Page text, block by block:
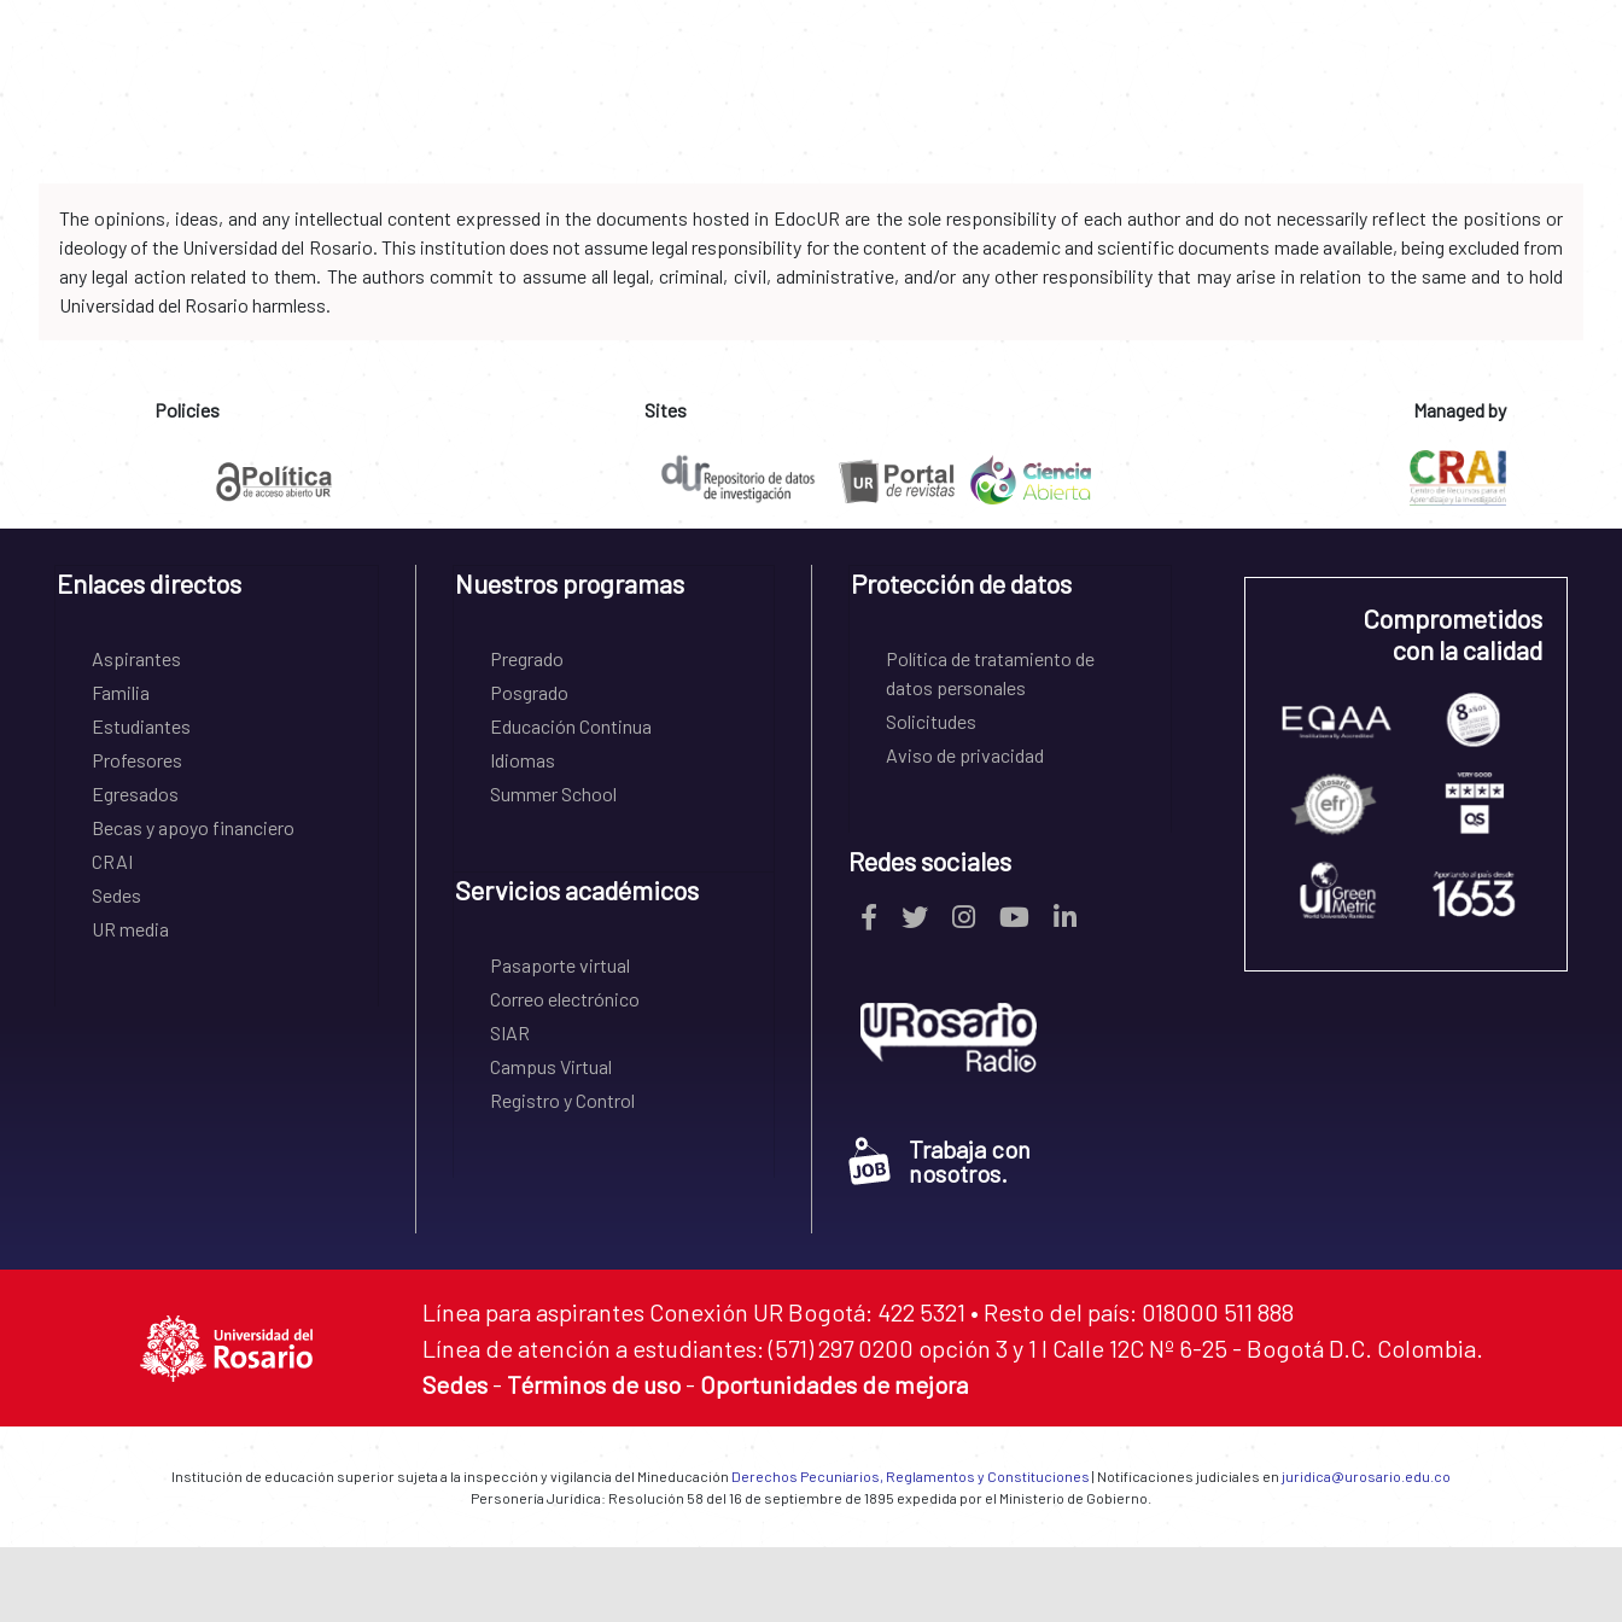
The opinions, ideas, and any intellectual content expressed in the documents hosted in EdocUR are the sole responsibility of each author and do not necessarily reflect the positions or
ideology of the Universidad del Rosario. This institution does not assume legal responsibility for the content of the academic and scientific documents made available, being excluded from
any legal action related to them. The authors commit to assume all legal, criminal, civil, administrative, and/or any other responsibility that may arise in relation to the same and to hold
Universidad del Rosario harmless.
Policies Sites Managed by
Enlaces directos
Aspirantes
Familia
Estudiantes
Profesores
Egresados
Becas y apoyo financiero
CRAI
Sedes
UR media
Nuestros programas
Pregrado
Posgrado
Educación Continua
Idiomas
Summer School
Servicios académicos
Pasaporte virtual
Correo electrónico
SIAR
Campus Virtual
Registro y Control
Protección de datos
Política de tratamiento de
datos personales
Solicitudes
Aviso de privacidad
Redes sociales
Trabaja con
nosotros.
Comprometidos
con la calidad
Línea para aspirantes Conexión UR Bogotá: 422 5321 • Resto del país: 018000 511 888
Línea de atención a estudiantes: (571) 297 0200 opción 3 y 1 I Calle 12C Nº 6-25 - Bogotá D.C. Colombia.
Sedes - Términos de uso - Oportunidades de mejora
Institución de educación superior sujeta a la inspección y vigilancia del Mineducación Derechos Pecuniarios, Reglamentos y Constituciones | Notificaciones judiciales en juridica@urosario.edu.co
Personería Jurídica: Resolución 58 del 16 de septiembre de 1895 expedida por el Ministerio de Gobierno.